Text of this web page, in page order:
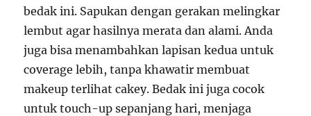
bedak ini. Sapukan dengan gerakan melingkar
lembut agar hasilnya merata dan alami. Anda
juga bisa menambahkan lapisan kedua untuk
coverage lebih, tanpa khawatir membuat
makeup terlihat cakey. Bedak ini juga cocok
untuk touch-up sepanjang hari, menjaga